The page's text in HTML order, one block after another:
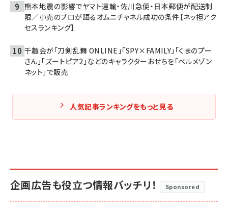
熊本地震の影響でヤマト運輸・佐川急便・日本郵便が配送制
限／小売のプロが語るオムニチャネル成功の条件【ネッ担アク
セスランキング】
千趣会が「刀剣乱舞 ONLINE」「SPY×FAMILY」「くまのプー
さん」「ズートピア2」などのキャラクターおせちを「ベルメゾン
ネット」で販売
人気記事ランキングをもっと見る
企画広告も役立つ情報バッチリ！ Sponsored